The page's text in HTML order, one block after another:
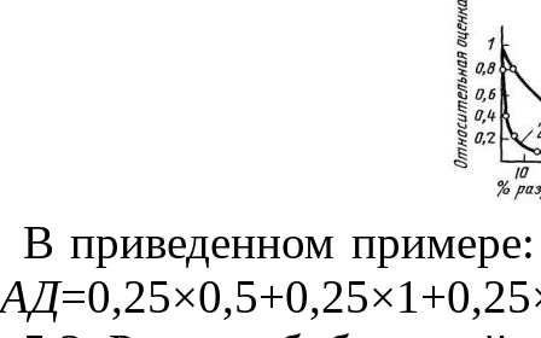
В приведенном
АД=0,25×0,5+0,25×1+0,25